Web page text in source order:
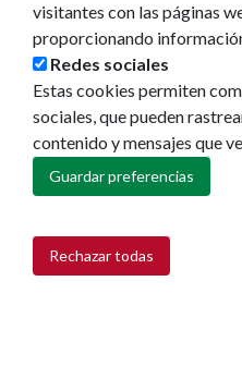
visitantes con las páginas
proporcionando
Redes sociales
Estas cookies permiten
sociales, que pueden
contenido y mensajes que
Guardar preferencias
Rechazar todas
Retirar consentimiento